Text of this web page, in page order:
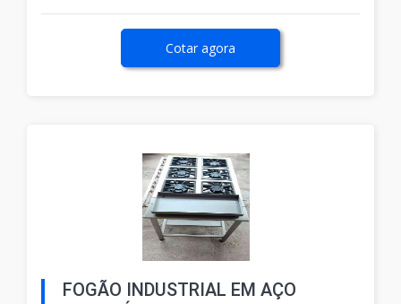
Cotar agora
FOGÃO INDUSTRIAL EM AÇO